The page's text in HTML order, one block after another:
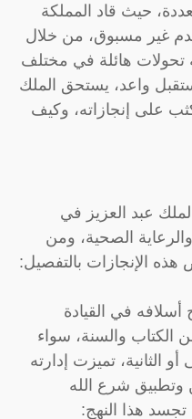
حيث قاد المملكة
غير مسبوق، من خلال
تحولات هائلة في مختلف
واعد، يستحق الملك
على إنجازاته، وكيف
عبد العزيز في
الصحية، ومن
الإنجازات بالتفصيل:
في القيادة
الكتاب والسنة، سواء
الثانية، تميزت إدارته
وتطبيق شرع الله
هذا النهج: